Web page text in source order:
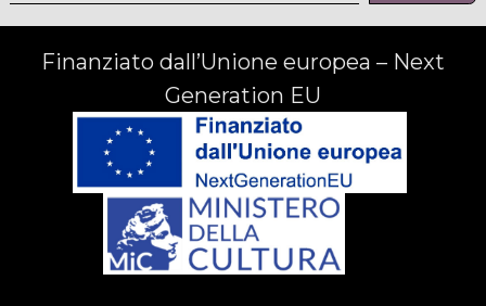
Finanziato dall’Unione europea – Next
Generation EU